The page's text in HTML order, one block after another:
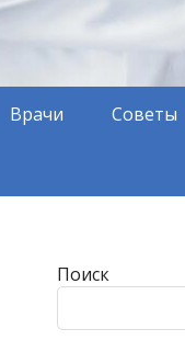
Врачи Советы
Поиск